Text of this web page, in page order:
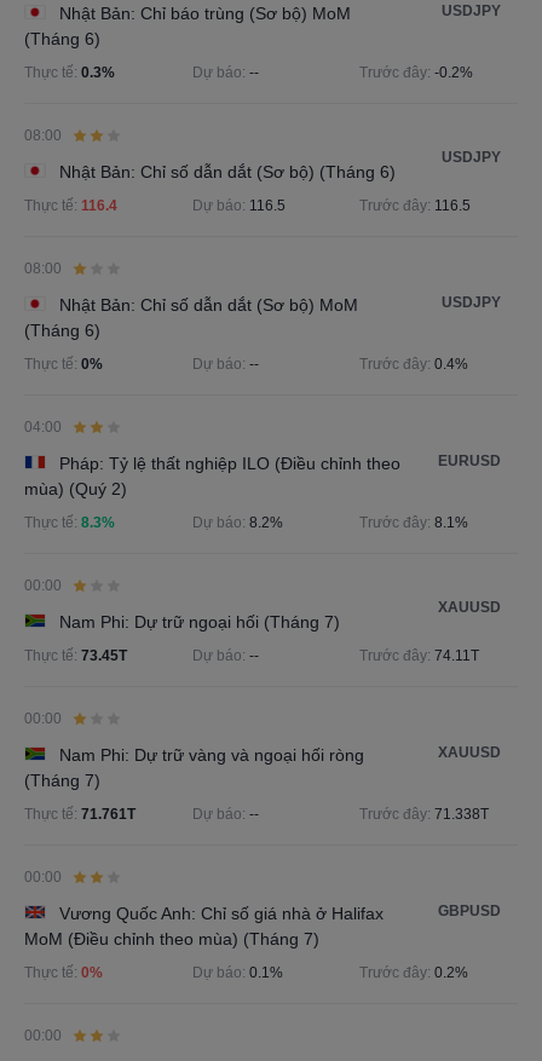
Nhật Bản: Chỉ báo trùng (Sơ bộ) MoM
(Tháng 6)
USDJPY
Thực tế: 0.3% Dự báo: -- Trước đây: -0.2%
08:00
Nhật Bản: Chỉ số dẫn dắt (Sơ bộ) (Tháng 6)
USDJPY
Thực tế: 116.4 Dự báo: 116.5 Trước đây: 116.5
08:00
Nhật Bản: Chỉ số dẫn dắt (Sơ bộ) MoM
(Tháng 6)
USDJPY
Thực tế: 0% Dự báo: -- Trước đây: 0.4%
04:00
Pháp: Tỷ lệ thất nghiệp ILO (Điều chỉnh theo
mùa) (Quý 2)
EURUSD
Thực tế: 8.3% Dự báo: 8.2% Trước đây: 8.1%
00:00
Nam Phi: Dự trữ ngoại hối (Tháng 7)
XAUUSD
Thực tế: 73.45T Dự báo: -- Trước đây: 74.11T
00:00
Nam Phi: Dự trữ vàng và ngoại hối ròng
(Tháng 7)
XAUUSD
Thực tế: 71.761T Dự báo: -- Trước đây: 71.338T
00:00
Vương Quốc Anh: Chỉ số giá nhà ở Halifax
MoM (Điều chỉnh theo mùa) (Tháng 7)
GBPUSD
Thực tế: 0% Dự báo: 0.1% Trước đây: 0.2%
00:00